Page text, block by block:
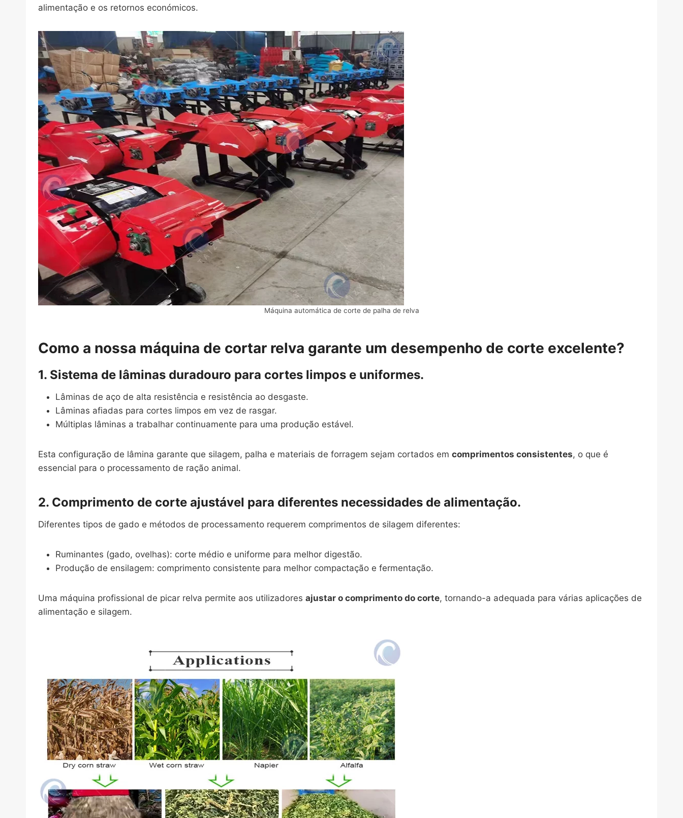
alimentação e os retornos económicos.
Máquina automática de corte de palha de relva
Como a nossa máquina de cortar relva garante um desempenho de corte excelente?
1. Sistema de lâminas duradouro para cortes limpos e uniformes.
Lâminas de aço de alta resistência e resistência ao desgaste.
Lâminas afiadas para cortes limpos em vez de rasgar.
Múltiplas lâminas a trabalhar continuamente para uma produção estável.
Esta configuração de lâmina garante que silagem, palha e materiais de forragem sejam cortados em comprimentos consistentes, o que é
essencial para o processamento de ração animal.
2. Comprimento de corte ajustável para diferentes necessidades de alimentação.
Diferentes tipos de gado e métodos de processamento requerem comprimentos de silagem diferentes:
Ruminantes (gado, ovelhas): corte médio e uniforme para melhor digestão.
Produção de ensilagem: comprimento consistente para melhor compactação e fermentação.
Uma máquina profissional de picar relva permite aos utilizadores ajustar o comprimento do corte, tornando-a adequada para várias aplicações de
alimentação e silagem.